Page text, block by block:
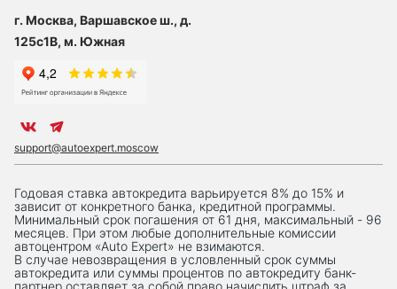
г. Москва, Варшавское ш., д.
125с1В, м. Южная
support@autoexpert.moscow
Годовая ставка автокредита варьируется 8% до 15% и
зависит от конкретного банка, кредитной программы.
Минимальный срок погашения от 61 дня, максимальный - 96
месяцев. При этом любые дополнительные комиссии
автоцентром «Auto Expert» не взимаются.
В случае невозвращения в условленный срок суммы
автокредита или суммы процентов по автокредиту банк-
партнер оставляет за собой право начислить штраф за